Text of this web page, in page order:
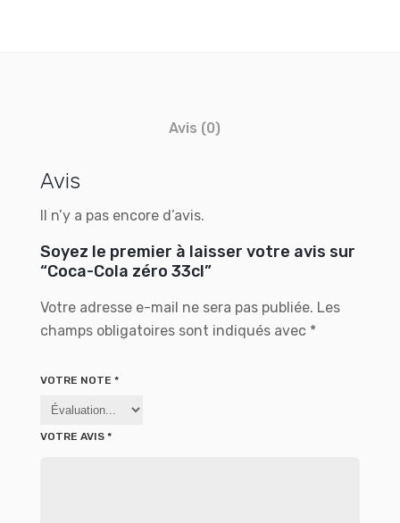
Avis (0)
Avis
Il n’y a pas encore d’avis.
Soyez le premier à laisser votre avis sur
“Coca-Cola zéro 33cl”
Votre adresse e-mail ne sera pas publiée. Les
champs obligatoires sont indiqués avec *
VOTRE NOTE *
VOTRE AVIS *